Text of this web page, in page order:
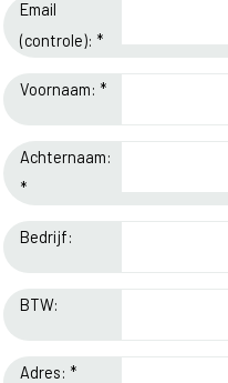
Email
(controle): *
Voornaam: *
Achternaam:
*
Bedrijf:
BTW:
Adres: *